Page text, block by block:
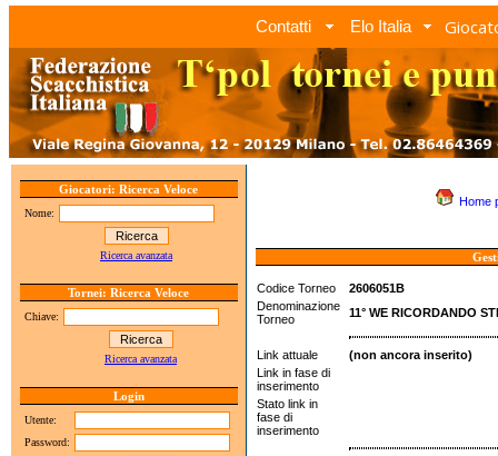
Contatti Elo Italia
Giocatori: Ricerca Veloce
Nome:
Ricerca avanzata
Tornei: Ricerca Veloce
Chiave:
Ricerca avanzata
Login
Utente:
Password:
Home
Codice Torneo
2606051B
Denominazione
Torneo
11° WE RICORDANDO
Link attuale
(non ancora inserito)
Link in fase di
inserimento
Stato link in
fase di
inserimento